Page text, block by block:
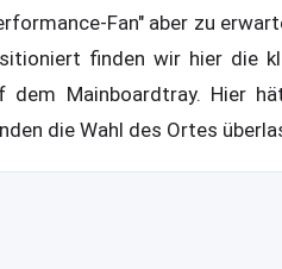
Fan" aber zu
finden wir hier die
dem Mainboardtray. Hier
die Wahl des Ortes